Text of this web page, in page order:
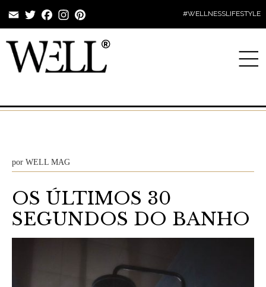
EmailTwitterFacebookInstagram #WELLNESSLIFESTYLE
por WELL MAG
OS ÚLTIMOS 30
SEGUNDOS DO BANHO